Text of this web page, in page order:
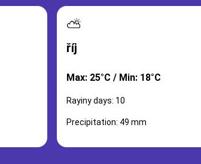
⛅
říj
Max: 25°C / Min: 18°C
Rayiny days: 10
Precipitation: 49 mm